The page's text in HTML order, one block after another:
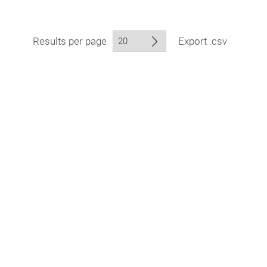
Results per page Export .csv